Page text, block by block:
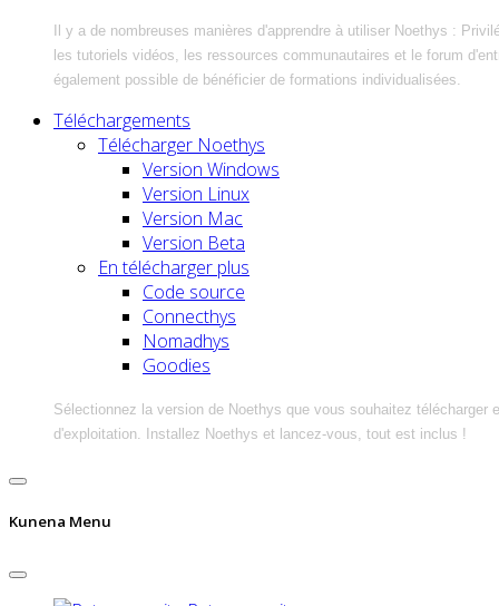
Il y a de nombreuses manières d'apprendre à utiliser Noethys :
les tutoriels vidéos, les ressources communautaires et le forum
également possible de bénéficier de formations individualisées.
Téléchargements
Télécharger Noethys
Version Windows
Version Linux
Version Mac
Version Beta
En télécharger plus
Code source
Connecthys
Nomadhys
Goodies
Sélectionnez la version de Noethys que vous souhaitez télécharger
d'exploitation. Installez Noethys et lancez-vous, tout est inclus !
Kunena Menu